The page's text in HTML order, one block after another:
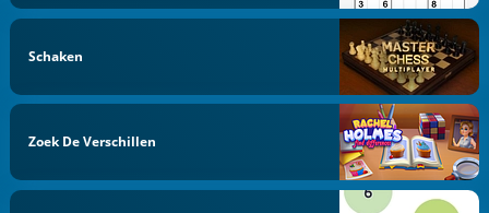
Schaken
Zoek De Verschillen